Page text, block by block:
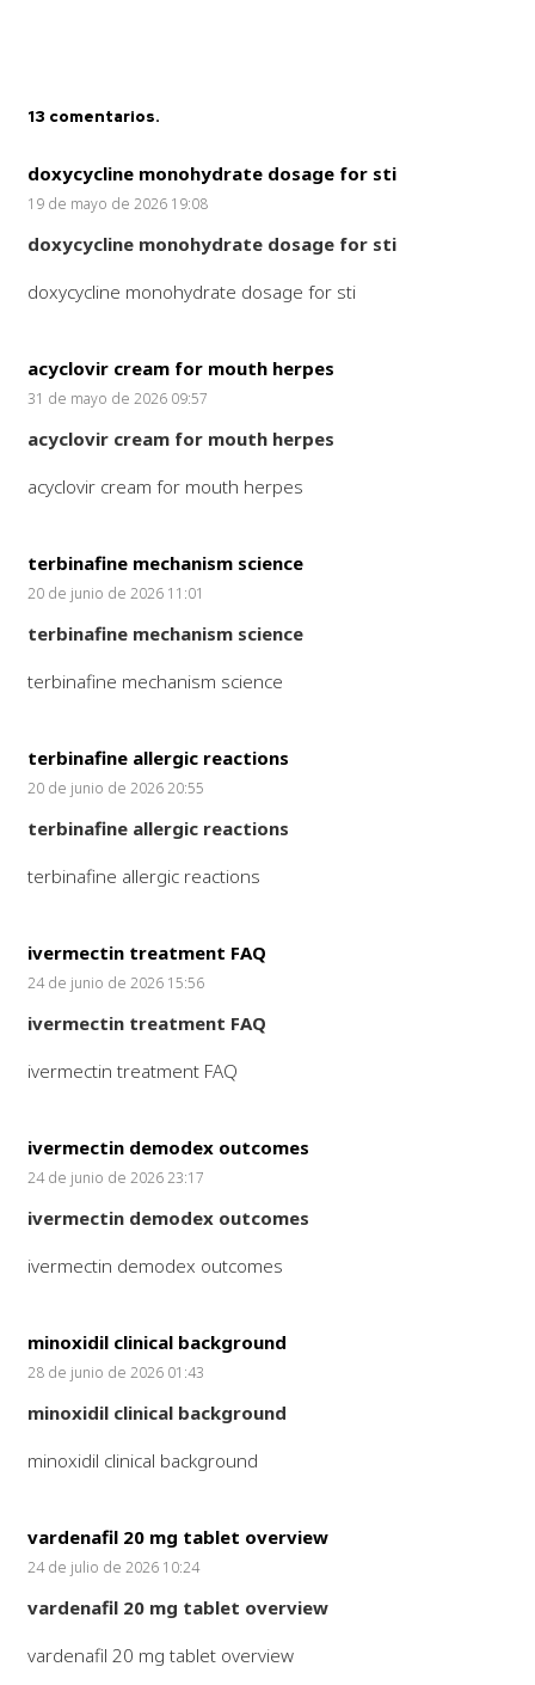
13 comentarios.
doxycycline monohydrate dosage for sti
19 de mayo de 2026 19:08
doxycycline monohydrate dosage for sti
doxycycline monohydrate dosage for sti
acyclovir cream for mouth herpes
31 de mayo de 2026 09:57
acyclovir cream for mouth herpes
acyclovir cream for mouth herpes
terbinafine mechanism science
20 de junio de 2026 11:01
terbinafine mechanism science
terbinafine mechanism science
terbinafine allergic reactions
20 de junio de 2026 20:55
terbinafine allergic reactions
terbinafine allergic reactions
ivermectin treatment FAQ
24 de junio de 2026 15:56
ivermectin treatment FAQ
ivermectin treatment FAQ
ivermectin demodex outcomes
24 de junio de 2026 23:17
ivermectin demodex outcomes
ivermectin demodex outcomes
minoxidil clinical background
28 de junio de 2026 01:43
minoxidil clinical background
minoxidil clinical background
vardenafil 20 mg tablet overview
24 de julio de 2026 10:24
vardenafil 20 mg tablet overview
vardenafil 20 mg tablet overview